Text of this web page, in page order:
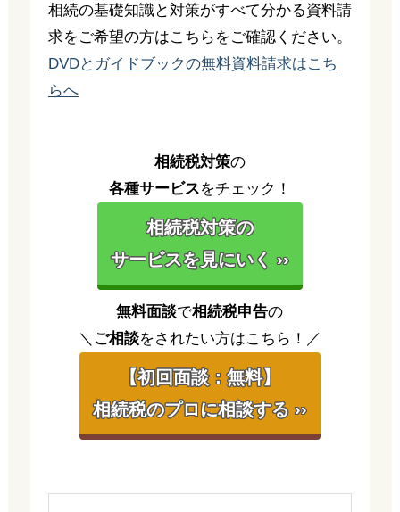
相続の基礎知識と対策がすべて分かる資料請
求をご希望の方はこちらをご確認ください。
DVDとガイドブックの無料資料請求はこち
らへ
相続税対策の
各種サービスをチェック！
相続税対策の
サービスを見にいく ››
無料面談で相続税申告の
＼ ご相談をされたい方はこちら！／
【初回面談：無料】
相続税のプロに相談する ››